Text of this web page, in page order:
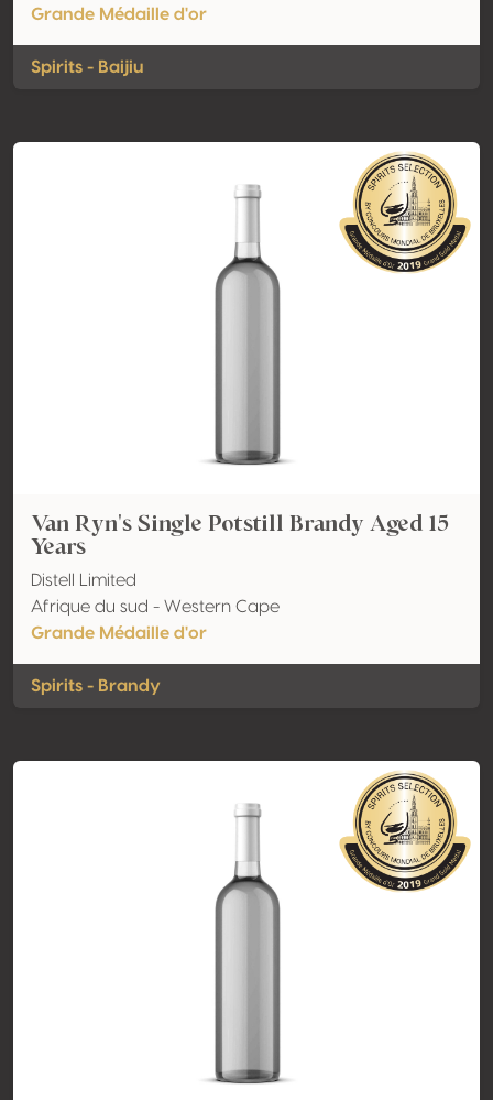
Grande Médaille d'or
Spirits - Baijiu
Van Ryn's Single Potstill Brandy Aged 15
Years
Distell Limited
Afrique du sud - Western Cape
Grande Médaille d'or
Spirits - Brandy